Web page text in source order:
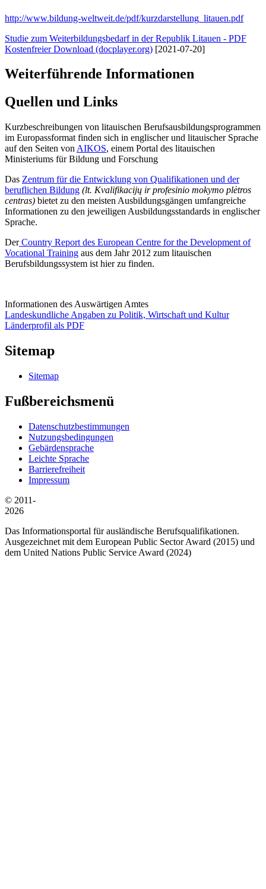
http://www.bildung-weltweit.de/pdf/kurzdarstellung_litauen.pdf
Studie zum Weiterbildungsbedarf in der Republik Litauen - PDF
Kostenfreier Download (docplayer.org) [2021-07-20]
Weiterführende Informationen
Quellen und Links
Kurzbeschreibungen von litauischen Berufsausbildungsprogrammen
im Europassformat finden sich in englischer und litauischer Sprache
auf den Seiten von AIKOS, einem Portal des litauischen
Ministeriums für Bildung und Forschung
Das Zentrum für die Entwicklung von Qualifikationen und der
beruflichen Bildung (lt. Kvalifikacijų ir profesinio mokymo plėtros
centras) bietet zu den meisten Ausbildungsgängen umfangreiche
Informationen zu den jeweiligen Ausbildungsstandards in englischer
Sprache.
DerCountry Report des European Centre for the Development of
Vocational Training aus dem Jahr 2012 zum litauischen
Berufsbildungssystem ist hier zu finden.
Informationen des Auswärtigen Amtes
Landeskundliche Angaben zu Politik, Wirtschaft und Kultur
Länderprofil als PDF
Sitemap
Sitemap
Fußbereichsmenü
Datenschutzbestimmungen
Nutzungsbedingungen
Gebärdensprache
Leichte Sprache
Barrierefreiheit
Impressum
© 2011-
2026
Das Informationsportal für ausländische Berufsqualifikationen.
Ausgezeichnet mit dem European Public Sector Award (2015) und
dem United Nations Public Service Award (2024)